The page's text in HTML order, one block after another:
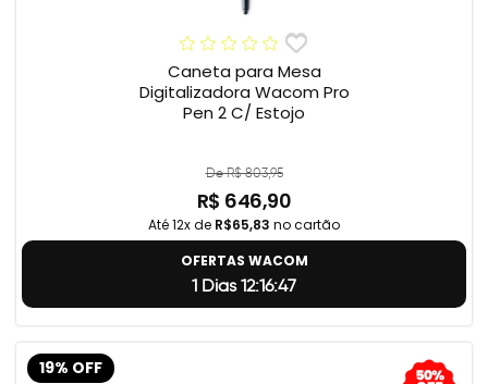
Caneta para Mesa
Digitalizadora Wacom Pro
Pen 2 C/ Estojo
De R$ 803,95
R$ 646,90
Até 12x de R$65,83 no cartão
OFERTAS WACOM
1 Dias 12:16:46
19% OFF